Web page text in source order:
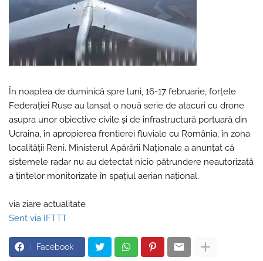
În noaptea de duminică spre luni, 16-17 februarie, forțele
Federației Ruse au lansat o nouă serie de atacuri cu drone
asupra unor obiective civile și de infrastructură portuară din
Ucraina, în apropierea frontierei fluviale cu România, în zona
localității Reni. Ministerul Apărării Naționale a anunțat că
sistemele radar nu au detectat nicio pătrundere neautorizată
a țintelor monitorizate în spațiul aerian național.
via ziare actualitate
Sent via IFTTT
Facebook